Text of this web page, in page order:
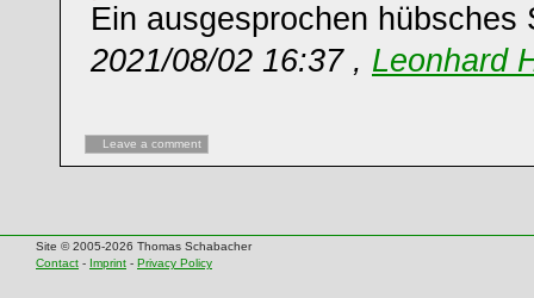
Ein ausgesprochen hübsches
2021/08/02 16:37 , Leonhard
Leave a comment
Site © 2005-2026 Thomas Schabacher
Contact - Imprint - Privacy Policy